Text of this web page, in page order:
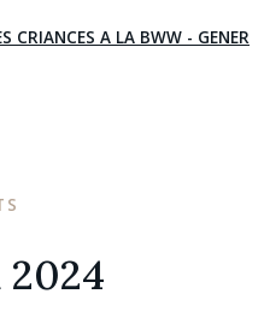
CRIANCES A LA BWW - GENER
2024